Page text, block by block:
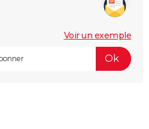
Voir un exemple